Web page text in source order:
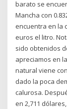
barato se
Mancha con
encuentra en la
euros el litro.
sido obtenidos
apreciamos en
natural viene
dado la poca
calurosa.
en 2,711